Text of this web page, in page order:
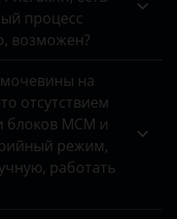
процесс
возможен?
на
отсутствием
MCM и
режим,
работать